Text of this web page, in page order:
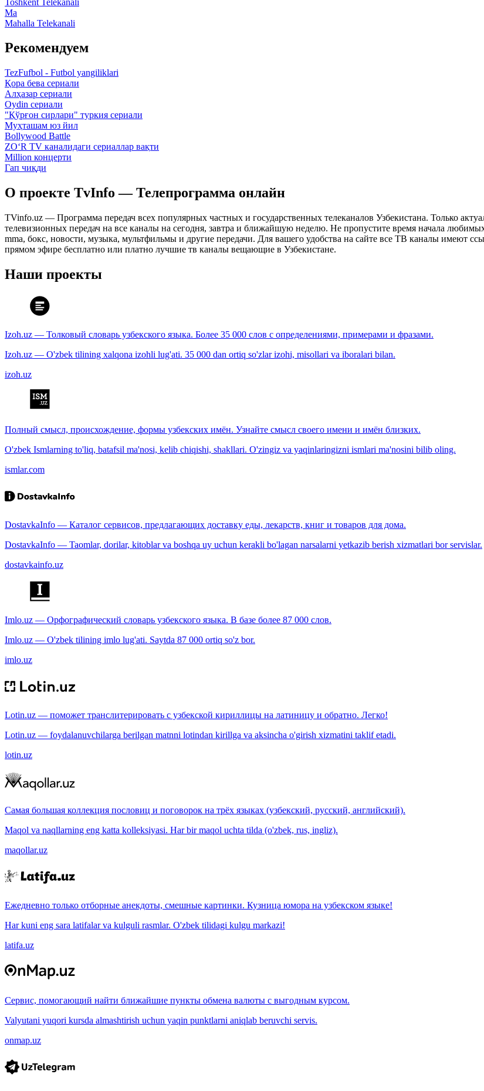
Ma
Mahalla Telekanali
Рекомендуем
TezFufbol - Futbol yangiliklari
Қора бева сериали
Алҳазар сериали
Oydin сериали
"Қўрғон сирлари" туркия сериали
Муҳташам юз йил
Bollywood Battle
ZO‘R TV каналидаги сериаллар вақти
Million концерти
Гап чиқди
О проекте TvInfo — Телепрограмма онлайн
TVinfo.uz — Программа передач всех популярных частных и государственных телеканалов Узбекистана. Только
телевизионных передач на все каналы на сегодня, завтра и ближайшую неделю. Не пропустите время начала
mma, бокс, новости, музыка, мультфильмы и другие передачи. Для вашего удобства на сайте все ТВ каналы имеют
прямом эфире бесплатно или платно лучшие тв каналы вещающие в Узбекистане.
Наши проекты
Izoh.uz — Толковый словарь узбекского языка. Более 35 000 слов с определениями, примерами и фразами.
Izoh.uz — O'zbek tilining xalqona izohli lug'ati. 35 000 dan ortiq so'zlar izohi, misollari va iboralari bilan.
izoh.uz
Полный смысл, происхождение, формы узбекских имён. Узнайте смысл своего имени и имён близких.
O'zbek Ismlarning to'liq, batafsil ma'nosi, kelib chiqishi, shakllari. O'zingiz va yaqinlaringizni ismlari ma'nosini bilib oling.
ismlar.com
DostavkaInfo — Каталог сервисов, предлагающих доставку еды, лекарств, книг и товаров для дома.
DostavkaInfo — Taomlar, dorilar, kitoblar va boshqa uy uchun kerakli bo'lagan narsalarni yetkazib berish xizmatlari bor servislar.
dostavkainfo.uz
Imlo.uz — Орфографический словарь узбекского языка. В базе более 87 000 слов.
Imlo.uz — O'zbek tilining imlo lug'ati. Saytda 87 000 ortiq so'z bor.
imlo.uz
Lotin.uz — поможет транслитерировать с узбекской кириллицы на латиницу и обратно. Легко!
Lotin.uz — foydalanuvchilarga berilgan matnni lotindan kirillga va aksincha o'girish xizmatini taklif etadi.
lotin.uz
Самая большая коллекция пословиц и поговорок на трёх языках (узбекский, русский, английский).
Maqol va naqllarning eng katta kolleksiyasi. Har bir maqol uchta tilda (o'zbek, rus, ingliz).
maqollar.uz
Ежедневно только отборные анекдоты, смешные картинки. Кузница юмора на узбекском языке!
Har kuni eng sara latifalar va kulguli rasmlar. O'zbek tilidagi kulgu markazi!
latifa.uz
Сервис, помогающий найти ближайшие пункты обмена валюты с выгодным курсом.
Valyutani yuqori kursda almashtirish uchun yaqin punktlarni aniqlab beruvchi servis.
onmap.uz